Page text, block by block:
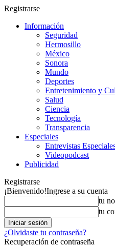
Registrarse
Información
Seguridad
Hermosillo
México
Sonora
Mundo
Deportes
Entretenimiento y
Salud
Ciencia
Tecnología
Transparencia
Especiales
Entrevistas
Videopodcast
Publicidad
Registrarse
¡Bienvenido!Ingrese a su cuenta
tu
tu
¿Olvidaste tu contraseña?
Recuperación de contraseña